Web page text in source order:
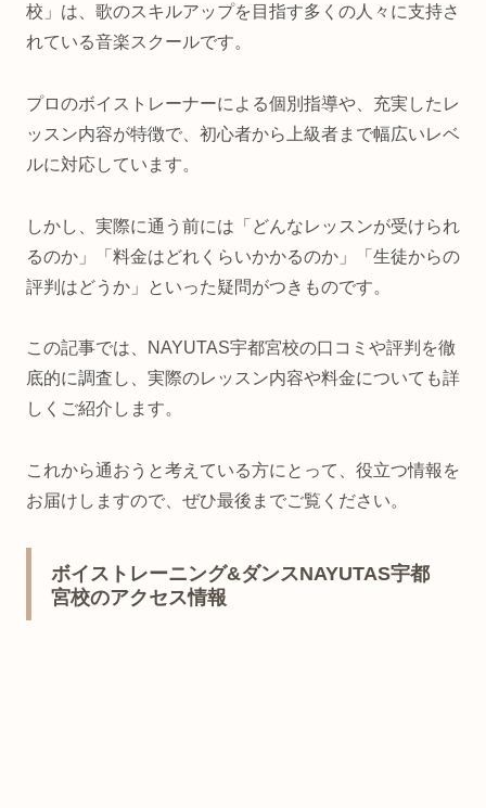
校」は、歌のスキルアップを目指す多くの人々に支持さ
れている音楽スクールです。
プロのボイストレーナーによる個別指導や、充実したレ
ッスン内容が特徴で、初心者から上級者まで幅広いレベ
ルに対応しています。
しかし、実際に通う前には「どんなレッスンが受けられ
るのか」「料金はどれくらいかかるのか」「生徒からの
評判はどうか」といった疑問がつきものです。
この記事では、NAYUTAS宇都宮校の口コミや評判を徹
底的に調査し、実際のレッスン内容や料金についても詳
しくご紹介します。
これから通おうと考えている方にとって、役立つ情報を
お届けしますので、ぜひ最後までご覧ください。
ボイストレーニング&ダンスNAYUTAS宇都
宮校のアクセス情報